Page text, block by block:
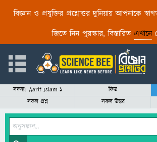
বিজ্ঞান ও প্রযুক্তির প্রশ্নোত্তর দুনিয়ায় আপনাকে
জিতে নিন পুরস্কার, বিস্তারিত এখানে
সদস্যঃ Aarif Islam 1 ফিড
সকল প্রশ্ন
সকল উত্তর